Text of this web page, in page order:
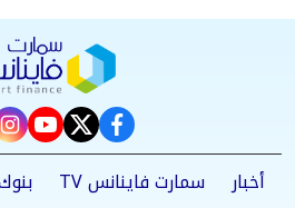
facebook
twitter
أخبار
سمارت فاينانس TV